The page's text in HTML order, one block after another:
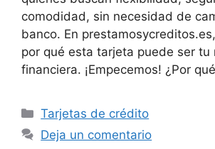
comodidad, sin necesidad de
banco. En
por qué esta tarjeta puede ser tu
financiera. ¡Empecemos! ¿Por
Categorías
Tarjetas de crédito
Deja un comentario